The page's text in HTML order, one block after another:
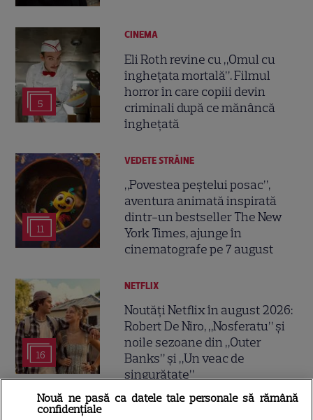
5
CINEMA
Eli Roth revine cu „Omul cu
înghețata mortală”. Filmul
horror în care copiii devin
criminali după ce mănâncă
înghețată
11
VEDETE STRĂINE
„Povestea peștelui posac”,
aventura animată inspirată
dintr-un bestseller The New
York Times, ajunge în
cinematografe pe 7 august
16
NETFLIX
Noutăți Netflix în august 2026:
Robert De Niro, „Nosferatu” și
noile sezoane din „Outer
Banks” și „Un veac de
singurătate”
Nouă ne pasă ca datele tale personale să rămână
confidențiale